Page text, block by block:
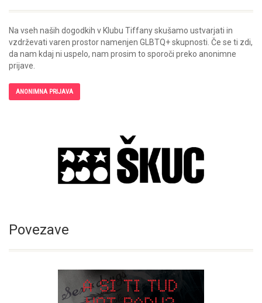
Na vseh naših dogodkih v Klubu Tiffany skušamo ustvarjati in
vzdrževati varen prostor namenjen GLBTQ+ skupnosti. Če se ti zdi,
da nam kdaj ni uspelo, nam prosim to sporoči preko anonimne
prijave.
ANONIMNA PRIJAVA
Povezave